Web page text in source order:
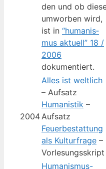
den und ob
umwor­ben wird,
ist in “huma­nis­
mus aktu­ell” 18 /
2006
dokumentiert.
2004
Alles ist welt­lich
– Aufsatz
Huma­nis­tik –
Aufsatz
Feu­er­be­stat­tung
als Kul­tur­fra­ge –
Vorlesungsskript
Huma­nis­mus-